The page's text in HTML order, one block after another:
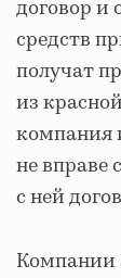
договор и
средств
получат
из
компания
не вправе
с ней
Компании